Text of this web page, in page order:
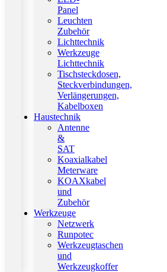
Panel
Leuchten
Zubehör
Lichttechnik
Werkzeuge
Lichttechnik
Tischsteckdosen,
Steckverbindungen,
Verlängerungen,
Kabelboxen
Haustechnik
Antenne
&
SAT
Koaxialkabel
Meterware
KOAXkabel
und
Zubehör
Werkzeuge
Netzwerk
Runpotec
Werkzeugtaschen
und
Werkzeugkoffer